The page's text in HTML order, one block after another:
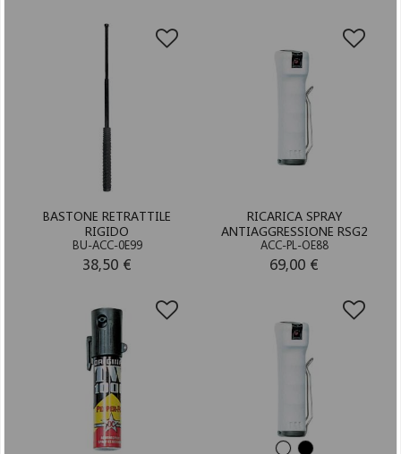
BASTONE RETRATTILE
RIGIDO
BU-ACC-0E99
38,50 €
RICARICA SPRAY
ANTIAGGRESSIONE RSG2
ACC-PL-OE88
69,00 €